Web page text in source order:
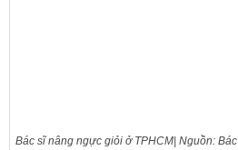
Bác sĩ nâng ngực giỏi ở TPHCM| Nguồn: